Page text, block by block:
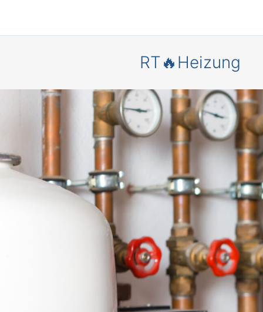
RT🔥Heizung
Mehr
und
is– durch
moderne
e in
Taubach.